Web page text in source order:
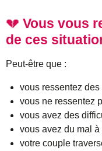
💔 Vous vous
de ces
Peut-être que :
vous ressentez
vous ne ressentez
vous avez des
vous avez du mal
votre couple